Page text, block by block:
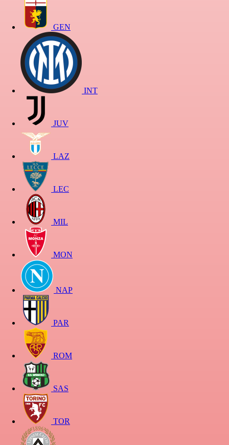
GEN
INT
JUV
LAZ
LEC
MIL
MON
NAP
PAR
ROM
SAS
TOR